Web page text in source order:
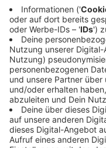
Warum die
Anzeige
Die
Teil der
Oberkasseler
flexibel ausdehnen
Ohne diese Bauteile